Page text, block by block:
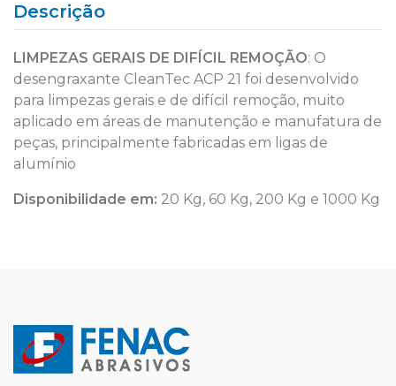
Descrição
LIMPEZAS GERAIS DE DIFÍCIL REMOÇÃO: O
desengraxante CleanTec ACP 21 foi desenvolvido
para limpezas gerais e de difícil remoção, muito
aplicado em áreas de manutenção e manufatura de
peças, principalmente fabricadas em ligas de
alumínio
Disponibilidade em: 20 Kg, 60 Kg, 200 Kg e 1000 Kg